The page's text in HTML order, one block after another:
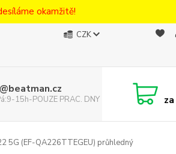
okamžitě!
CZK
15h-POUZE PRAC. DNY za
5G (EF-QA226TTEGEU) průhledný